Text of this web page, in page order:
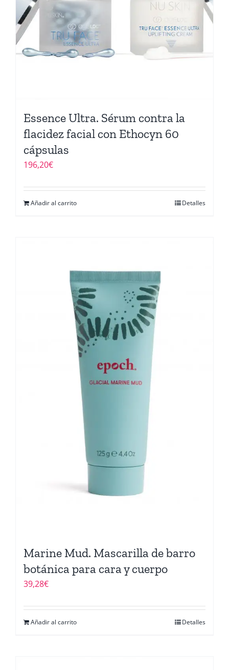
Essence Ultra. Sérum contra la
flacidez facial con Ethocyn 60
cápsulas
196,20€
Añadir al carrito Detalles
Marine Mud. Mascarilla de barro
botánica para cara y cuerpo
39,28€
Añadir al carrito Detalles